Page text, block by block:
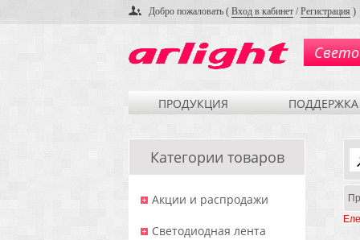
Добро пожаловать ( Вход в кабинет /Регистрация )
ПРОДУКЦИЯ ПОДДЕРЖКА
Категории товаров
Акции и распродажи
Светодиодная лента